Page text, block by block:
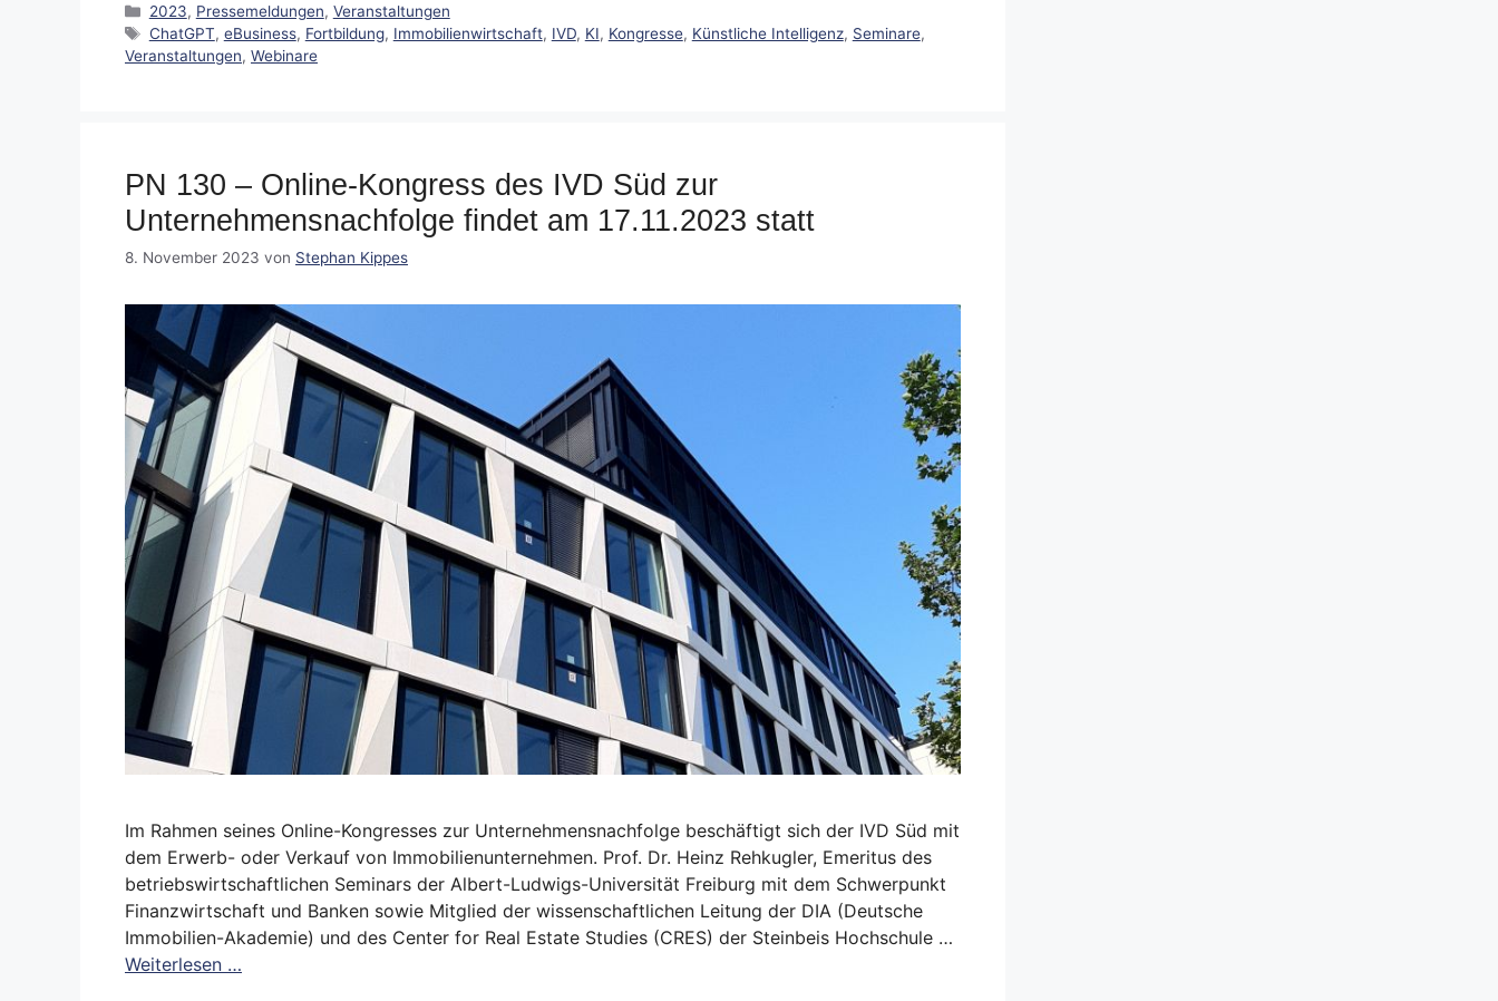
Kategorien
2023, Pressemeldungen, Veranstaltungen
Schlagwörter
ChatGPT, eBusiness, Fortbildung, Immobilienwirtschaft, IVD, KI, Kongresse, Künstliche Intelligenz, Seminare,
Veranstaltungen, Webinare
PN 130 – Online-Kongress des IVD Süd zur
Unternehmensnachfolge findet am 17.11.2023 statt
8. November 2023 von Stephan Kippes
Im Rahmen seines Online-Kongresses zur Unternehmensnachfolge beschäftigt sich der IVD Süd mit
dem Erwerb- oder Verkauf von Immobilienunternehmen. Prof. Dr. Heinz Rehkugler, Emeritus des
betriebswirtschaftlichen Seminars der Albert-Ludwigs-Universität Freiburg mit dem Schwerpunkt
Finanzwirtschaft und Banken sowie Mitglied der wissenschaftlichen Leitung der DIA (Deutsche
Immobilien-Akademie) und des Center for Real Estate Studies (CRES) der Steinbeis Hochschule …
Weiterlesen …